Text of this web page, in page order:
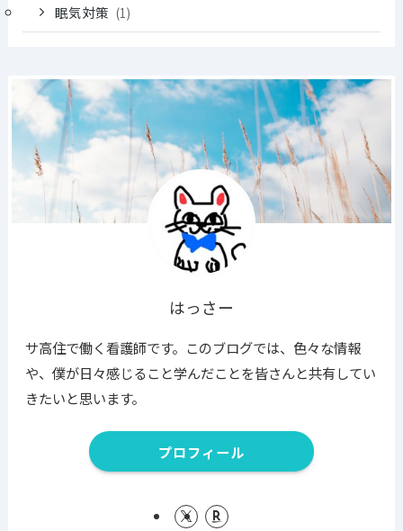
眠気対策 (1)
はっさー
サ高住で働く看護師です。このブログでは、色々な情報
や、僕が日々感じること学んだことを皆さんと共有してい
きたいと思います。
プロフィール